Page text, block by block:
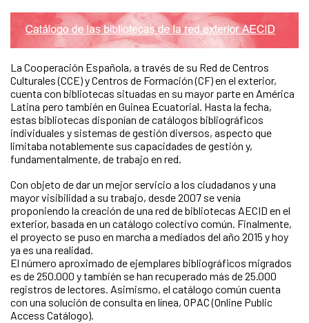
La Cooperación Española, a través de su Red de Centros
Culturales (CCE) y Centros de Formación (CF) en el exterior,
cuenta con bibliotecas situadas en su mayor parte en América
Latina pero también en Guinea Ecuatorial. Hasta la fecha,
estas bibliotecas disponían de catálogos bibliográficos
individuales y sistemas de gestión diversos, aspecto que
limitaba notablemente sus capacidades de gestión y,
fundamentalmente, de trabajo en red.
Con objeto de dar un mejor servicio a los ciudadanos y una
mayor visibilidad a su trabajo, desde 2007 se venía
proponiendo la creación de una red de bibliotecas AECID en el
exterior, basada en un catálogo colectivo común. Finalmente,
el proyecto se puso en marcha a mediados del año 2015 y hoy
ya es una realidad.
El número aproximado de ejemplares bibliográficos migrados
es de 250.000 y también se han recuperado más de 25.000
registros de lectores. Asimismo, el catálogo común cuenta
con una solución de consulta en línea, OPAC (Online Public
Access Catálogo).